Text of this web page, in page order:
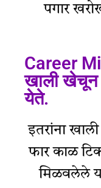
पगार
Career
खाली खेचून
येते.
इतरांना
फार काळ
मिळवलेले